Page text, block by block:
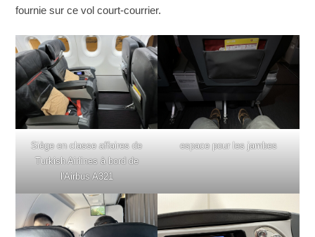
fournie sur ce vol court-courrier.
Siège en classe affaires de
Turkish Airlines à bord de
l'Airbus A321
espace pour les jambes